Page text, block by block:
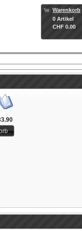
Warenkorb
0 Artikel
CHF 0.00